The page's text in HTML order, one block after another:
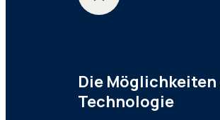
Die Möglichkeiten
Technologie